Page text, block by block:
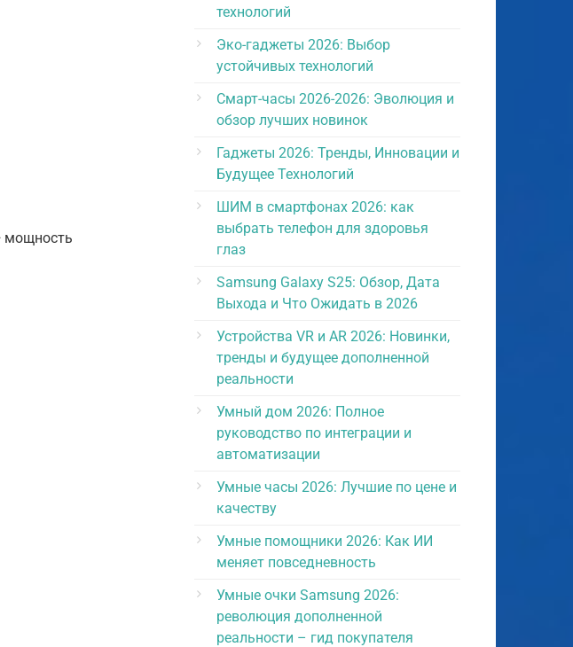
мощность
технологий
Эко-гаджеты 2026: Выбор
устойчивых технологий
Смарт-часы 2026-2026: Эволюция и
обзор лучших новинок
Гаджеты 2026: Тренды, Инновации и
Будущее Технологий
ШИМ в смартфонах 2026: как
выбрать телефон для здоровья
глаз
Samsung Galaxy S25: Обзор, Дата
Выхода и Что Ожидать в 2026
Устройства VR и AR 2026: Новинки,
тренды и будущее дополненной
реальности
Умный дом 2026: Полное
руководство по интеграции и
автоматизации
Умные часы 2026: Лучшие по цене и
качеству
Умные помощники 2026: Как ИИ
меняет повседневность
Умные очки Samsung 2026:
революция дополненной
реальности – гид покупателя